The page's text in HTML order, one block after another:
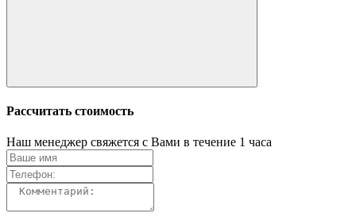
Рассчитать стоимость
Наш менеджер свяжется с Вами в течение 1 часа